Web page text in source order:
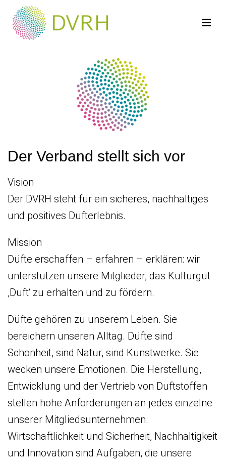
Der Verband stellt sich vor
Vision
Der DVRH steht für ein sicheres, nachhaltiges
und positives Dufterlebnis.
Mission
Düfte erschaffen – erfahren – erklären: wir
unterstützen unsere Mitglieder, das Kulturgut
,Duft‘ zu erhalten und zu fördern.
Düfte gehören zu unserem Leben. Sie
bereichern unseren Alltag. Düfte sind
Schönheit, sind Natur, sind Kunstwerke. Sie
wecken unsere Emotionen. Die Herstellung,
Entwicklung und der Vertrieb von Duftstoffen
stellen hohe Anforderungen an jedes einzelne
unserer Mitgliedsunternehmen.
Wirtschaftlichkeit und Sicherheit, Nachhaltigkeit
und Innovation sind Aufgaben, die unsere